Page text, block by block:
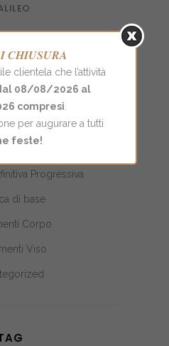
Progressiva
di base
Corpo
Viso
CHIUSURA
clientela che l’attività
08/08/2026 al
compresi
per augurare a tutti
feste!